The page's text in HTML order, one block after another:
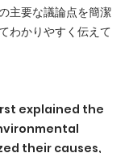
主要な議論点を簡潔
わかりやすく伝えて
explained the
their causes,